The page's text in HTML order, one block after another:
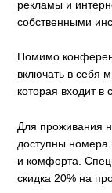
рекламы и
собственными
Помимо
включать в себя
которая входит в
Для проживания
доступны номера
и комфорта.
скидка 20% на